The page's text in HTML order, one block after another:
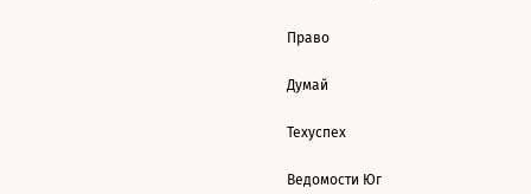
Право
Думай
Техуспех
Ведомости Юг